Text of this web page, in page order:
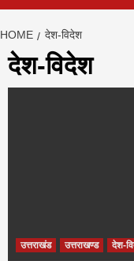
HOME देश-विदेश
देश-विदेश
उत्तराखंड उत्तराखण्ड देश-